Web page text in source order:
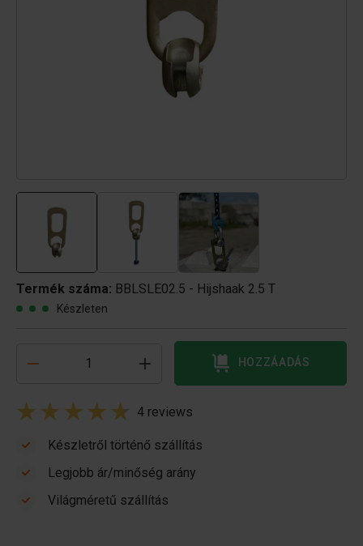
Termék száma: BBLSLE02.5 - Hijshaak 2.5 T
Készleten
HOZZÁADÁS
4 reviews
Készletről történő szállítás
Legjobb ár/minőség arány
Világméretű szállítás